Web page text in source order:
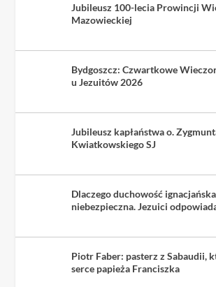
Jubileusz 100-lecia Prowincji
Mazowieckiej
Bydgoszcz: Czwartkowe
u Jezuitów 2026
Jubileusz kapłaństwa o.
Kwiatkowskiego SJ
Dlaczego duchowość
niebezpieczna. Jezuici
Piotr Faber: pasterz z Sabaudii,
serce papieża Franciszka